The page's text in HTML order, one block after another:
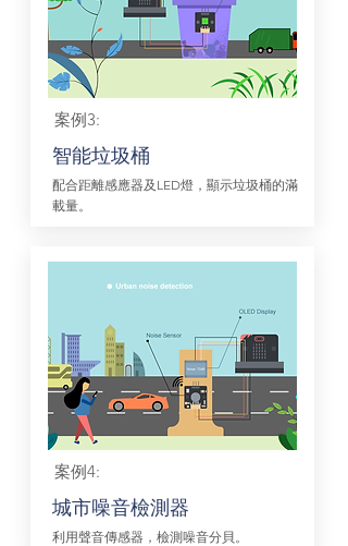
案例3:
智能垃圾桶
配合距離感應器及LED燈，顯示垃圾桶的滿
載量。
案例4:
城市噪音檢測器
利用聲音傳感器，檢測噪音分貝。